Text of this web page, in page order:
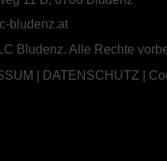
bludenz.at
Bludenz. Alle Rechte
DATENSCHUTZ